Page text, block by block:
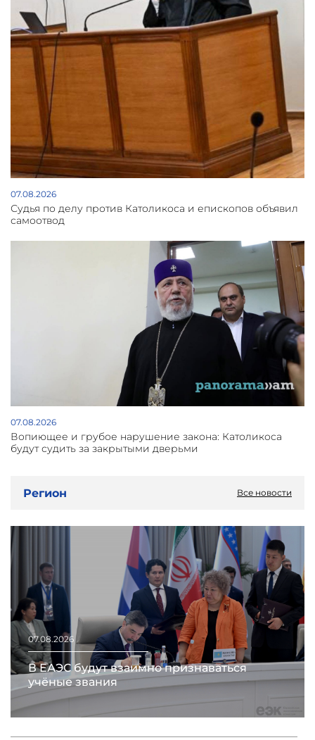
07.08.2026
Судья по делу против Католикоса и епископов объявил
самоотвод
07.08.2026
Вопиющее и грубое нарушение закона: Католикоса
будут судить за закрытыми дверьми
Регион Все новости
07.08.2026
В ЕАЭС будут взаимно признаваться
учёные звания